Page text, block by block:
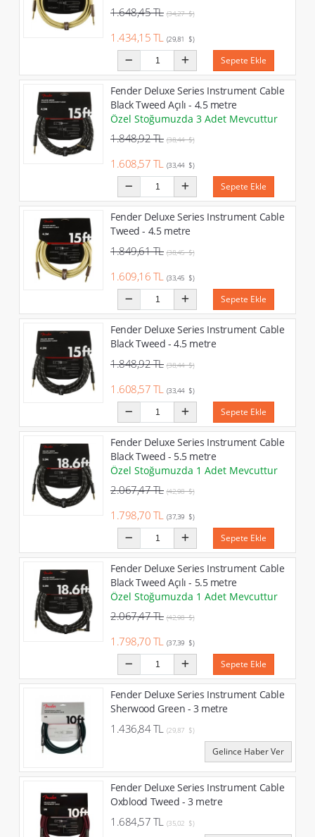
1.648,45 TL (34,27 $)
1.434,15 TL (29,81 $)
Sepete Ekle
Fender Deluxe Series Instrument Cable
Black Tweed Açılı - 4.5 metre
Özel Stoğumuzda 3 Adet Mevcuttur
1.848,92 TL (38,44 $)
1.608,57 TL (33,44 $)
Sepete Ekle
Fender Deluxe Series Instrument Cable
Tweed - 4.5 metre
1.849,61 TL (38,45 $)
1.609,16 TL (33,45 $)
Sepete Ekle
Fender Deluxe Series Instrument Cable
Black Tweed - 4.5 metre
1.848,92 TL (38,44 $)
1.608,57 TL (33,44 $)
Sepete Ekle
Fender Deluxe Series Instrument Cable
Black Tweed - 5.5 metre
Özel Stoğumuzda 1 Adet Mevcuttur
2.067,47 TL (42,98 $)
1.798,70 TL (37,39 $)
Sepete Ekle
Fender Deluxe Series Instrument Cable
Black Tweed Açılı - 5.5 metre
Özel Stoğumuzda 1 Adet Mevcuttur
2.067,47 TL (42,98 $)
1.798,70 TL (37,39 $)
Sepete Ekle
Fender Deluxe Series Instrument Cable
Sherwood Green - 3 metre
1.436,84 TL (29,87 $)
Gelince Haber Ver
Fender Deluxe Series Instrument Cable
Oxblood Tweed - 3 metre
1.684,57 TL (35,02 $)